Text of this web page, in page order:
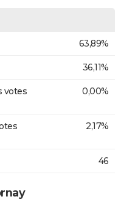
63,89%
36,11%
votes
0,00%
2,17%
46